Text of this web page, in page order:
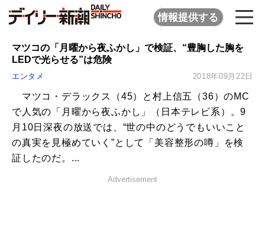
情報提供する
マツコの「月曜から夜ふかし」で検証、“豊胸した胸を
LEDで光らせる”は危険
エンタメ 2018年09月22日
マツコ・デラックス（45）と村上信五（36）のMC
で人気の「月曜から夜ふかし」（日本テレビ系）。9
月10日深夜の放送では、“世の中のどうでもいいこと
の真実を見極めていく”として「美容整形の噂」を検
証したのだ。...
Advertisement